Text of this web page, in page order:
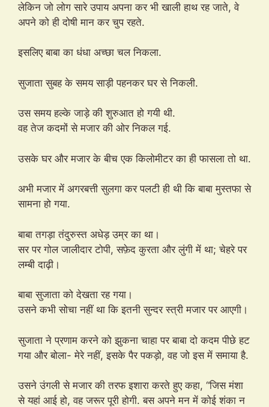
लेकिन जो लोग सारे उपाय अपना कर भी खाली हाथ रह जाते, वे
अपने को ही दोषी मान कर चुप रहते.
इसलिए बाबा का धंधा अच्छा चल निकला.
सुजाता सुबह के समय साड़ी पहनकर घर से निकली.
उस समय हल्के जाड़े की शुरुआत हो गयी थी.
वह तेज कदमों से मजार की ओर निकल गई.
उसके घर और मजार के बीच एक किलोमीटर का ही फासला तो था.
अभी मजार में अगरबत्ती सुलगा कर पलटी ही थी कि बाबा मुस्तफा से
सामना हो गया.
बाबा तगड़ा तंदुरुस्त अधेड़ उम्र का था।
सर पर गोल जालीदार टोपी, सफ़ेद कुरता और लुंगी में था; चेहरे पर
लम्बी दाढ़ी।
बाबा सुजाता को देखता रह गया।
उसने कभी सोचा नहीं था कि इतनी सुन्दर स्त्री मजार पर आएगी।
सुजाता ने प्रणाम करने को झुकना चाहा पर बाबा दो कदम पीछे हट
गया और बोला- मेरे नहीं, इसके पैर पकड़ो, वह जो इस में समाया है.
उसने उंगली से मजार की तरफ इशारा करते हुए कहा, “जिस मंशा
से यहां आई हो, वह जरूर पूरी होगी. बस अपने मन में कोई शंका न